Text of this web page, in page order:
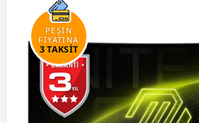
PEŞİN
FİYATINA
3 TAKSİT